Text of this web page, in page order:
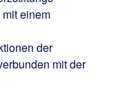
einem
der
mit der